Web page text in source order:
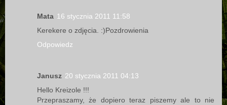
Mata 16 stycznia 2011 11:58
Kerekere o zdjęcia. :)Pozdrowienia
Odpowiedz
Janusz 20 stycznia 2011 04:13
Hello Kreizole !!!
Przepraszamy, że dopiero teraz piszemy ale to nie